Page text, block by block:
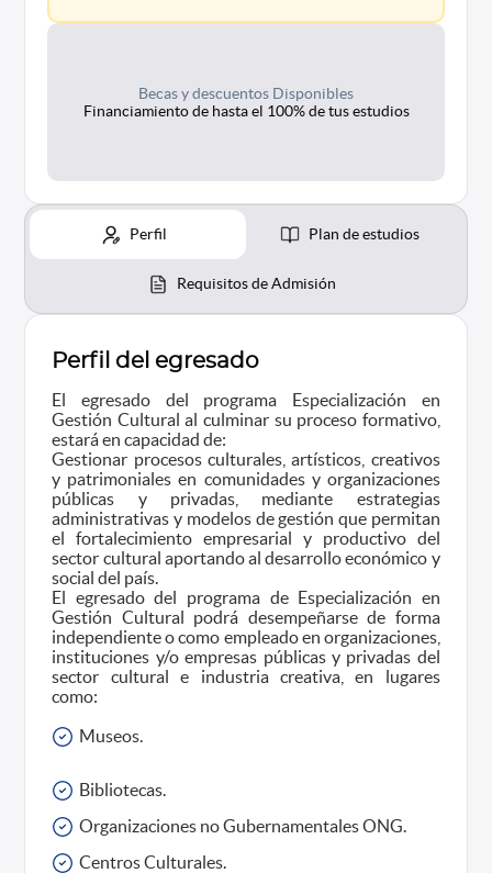
Becas y descuentos Disponibles
Financiamiento de hasta el 100% de tus estudios
Perfil Plan de estudios
Requisitos de Admisión
Perfil del egresado
El egresado del programa Especialización en
Gestión Cultural al culminar su proceso formativo,
estará en capacidad de:
Gestionar procesos culturales, artísticos, creativos
y patrimoniales en comunidades y organizaciones
públicas y privadas, mediante estrategias
administrativas y modelos de gestión que permitan
el fortalecimiento empresarial y productivo del
sector cultural aportando al desarrollo económico y
social del país.
El egresado del programa de Especialización en
Gestión Cultural podrá desempeñarse de forma
independiente o como empleado en organizaciones,
instituciones y/o empresas públicas y privadas del
sector cultural e industria creativa, en lugares
como:
Museos.
Bibliotecas.
Organizaciones no Gubernamentales ONG.
Centros Culturales.